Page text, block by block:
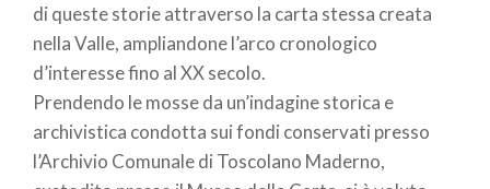
di queste storie attraverso la carta stessa creata
nella Valle, ampliandone l’arco cronologico
d’interesse fino al XX secolo.
Prendendo le mosse da un’indagine storica e
archivistica condotta sui fondi conservati presso
l’Archivio Comunale di Toscolano Maderno,